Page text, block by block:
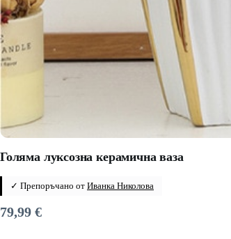
Голяма луксозна керамична ваза
✓ Препоръчано от Иванка Николова
79,99 €